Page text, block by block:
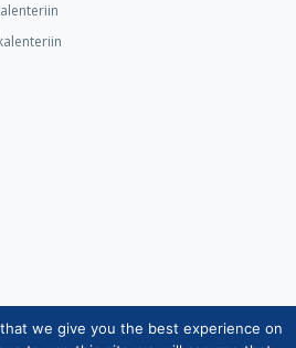
Rotarypalvelu ry 2026 |
we give you the best experience on